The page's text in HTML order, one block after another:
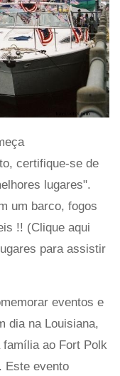
certifique-se de
lugares".
um barco, fogos
!! (Clique aqui
para assistir
eventos e
dia na Louisiana,
ao Fort Polk
Este evento